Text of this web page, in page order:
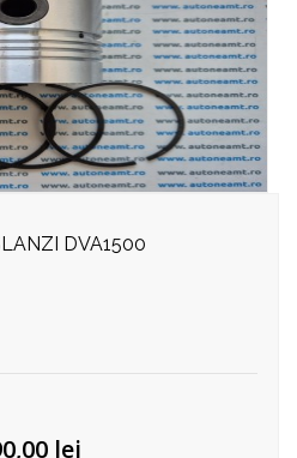
DVA1500
lei